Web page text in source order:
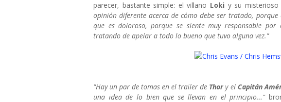
parecer, bastante simple: el villano Loki y su misterioso
opinión diferente acerca de cómo debe ser tratado, porque
que es doloroso, porque se siente muy responsable
tratando de apelar a todo lo bueno que tuvo alguna vez."
"Hay un par de tomas en el trailer de Thory elCapitán
una idea de lo bien que se llevan en el principio..."